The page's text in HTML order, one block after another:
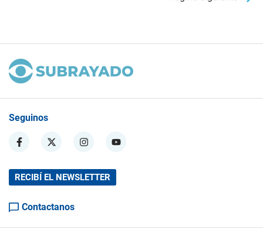
Seguinos
RECIBÍ EL NEWSLETTER
Contactanos